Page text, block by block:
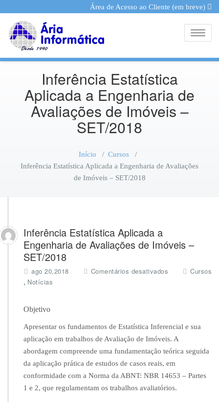
Área de Acesso ao Cliente (em breve)
Inferência Estatística
Aplicada a Engenharia de
Avaliações de Imóveis –
SET/2018
Início / Cursos/
Inferência Estatística Aplicada a Engenharia de Avaliações
de Imóveis – SET/2018
Inferência Estatística Aplicada a
Engenharia de Avaliações de Imóveis –
SET/2018
ago 20,2018 Comentários desativados
r
ê
n
i
a
E
Cursos
, Notícias
Objetivo
Apresentar os fundamentos de Estatística Inferencial e sua
aplicação em trabalhos de Avaliação de Imóveis. A
abordagem compreende uma fundamentação teórica seguida
da aplicação prática de estudos de casos reais, em
conformidade com a Norma da ABNT: NBR 14653 – Partes
1 e 2, que regulamentam os trabalhos avaliatórios.